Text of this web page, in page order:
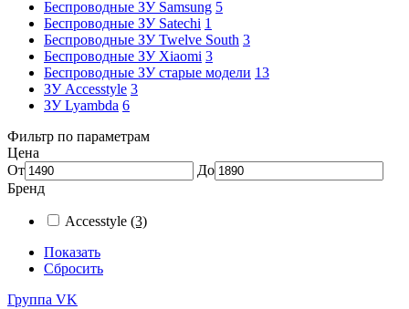
Беспроводные ЗУ Samsung 5
Беспроводные ЗУ Satechi 1
Беспроводные ЗУ Twelve South 3
Беспроводные ЗУ Xiaomi 3
Беспроводные ЗУ старые модели 13
ЗУ Accesstyle 3
ЗУ Lyambda 6
Фильтр по параметрам
Цена
От
До
Бренд
Accesstyle (3)
Показать
Сбросить
Группа VK